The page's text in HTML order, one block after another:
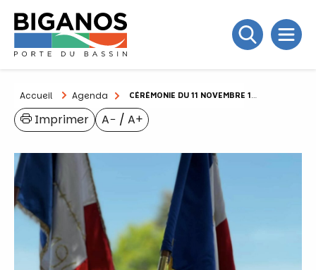
Accueil Agenda CÉRÉMONIE DU 11 NOVEMBRE 1918
A− / A+
Imprimer